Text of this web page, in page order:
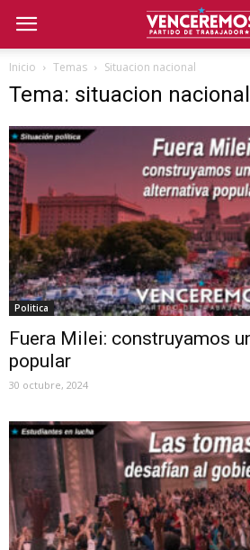
Inicio Temas Situacion nacional
Tema: situacion nacional
Politica
Fuera Milei: construyamos
popular
30 octubre, 2024